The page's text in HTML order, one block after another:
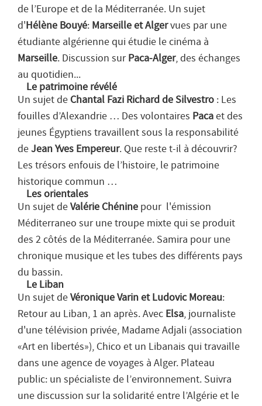
de l’Europe et de la Méditerranée. Un sujet
d'Hélène Bouyé: Marseille et Algervues par une
étudiante algérienne qui étudie le cinéma à
Marseille. Discussion sur Paca-Alger, des échanges
au quotidien...
Le patrimoine révélé
Un sujet de Chantal Fazi Richard de Silvestro : Les
fouilles d’Alexandrie … Des volontaires Paca et des
jeunes Égyptiens travaillent sous la responsabilité
de Jean Yves Empereur. Que reste t-il à découvrir?
Les trésors enfouis de l’histoire, le patrimoine
historique commun …
Les orientales
Un sujet de Valérie Chénine pour l'émission
Méditerraneo sur une troupe mixte qui se produit
des 2 côtés de la Méditerranée. Samira pour une
chronique musique et les tubes des différents pays
du bassin.
Le Liban
Un sujet de Véronique Varin et Ludovic Moreau:
Retour au Liban, 1 an après. Avec Elsa, journaliste
d'une télévision privée, Madame Adjali (association
«Art en libertés»), Chico et un Libanais qui travaille
dans une agence de voyages à Alger. Plateau
public: un spécialiste de l’environnement. Suivra
une discussion sur la solidarité entre l’Algérie et le